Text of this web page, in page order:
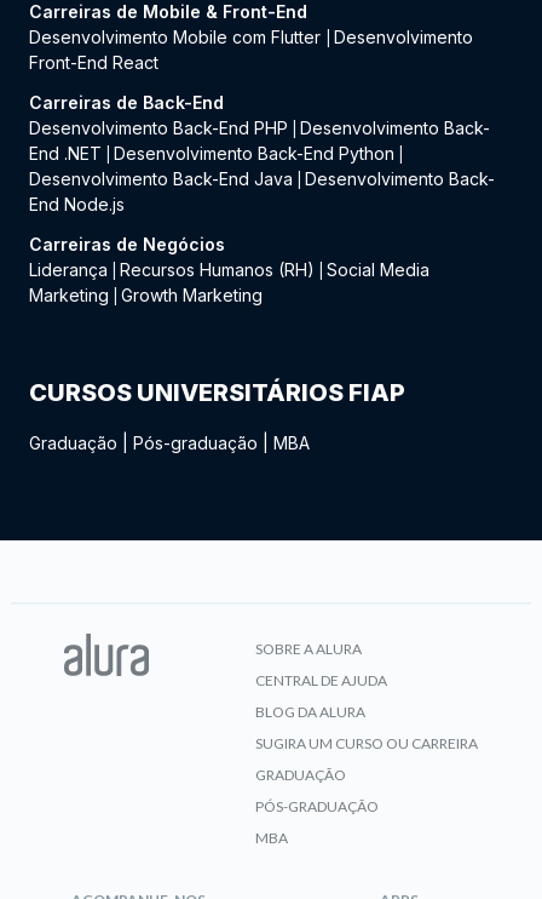
Carreiras de Mobile & Front-End
Desenvolvimento Mobile com Flutter
Desenvolvimento
Front-End React
Carreiras de Back-End
Desenvolvimento Back-End PHP
Desenvolvimento Back-
End .NET
Desenvolvimento Back-End Python
Desenvolvimento Back-End Java
Desenvolvimento Back-
End Node.js
Carreiras de Negócios
Liderança
Recursos Humanos (RH)
Social Media
Marketing
Growth Marketing
CURSOS UNIVERSITÁRIOS FIAP
Graduação Pós-graduação MBA
SOBRE A ALURA
CENTRAL DE AJUDA
BLOG DA ALURA
SUGIRA UM CURSO OU CARREIRA
GRADUAÇÃO
PÓS-GRADUAÇÃO
MBA